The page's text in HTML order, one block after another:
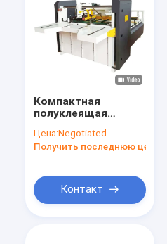
Компактная
полуклеящая
клеевая машина
инновационная
Цена:Negotiated
Получить последнюю цену
Контакт